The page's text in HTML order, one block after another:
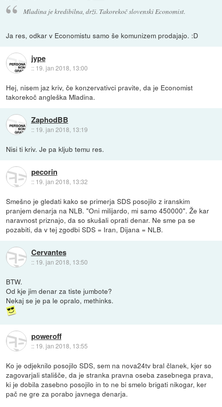
Mladina je kredibilna, drži. Takorekoč slovenski Economist.
Ja res, odkar v Economistu samo še komunizem prodajajo. :D
jype
:: 19. jan 2018, 13:00
Hej, nisem jaz kriv, če konzervativci pravite, da je Economist
takorekoč angleška Mladina.
ZaphodBB
:: 19. jan 2018, 13:19
Nisi ti kriv. Je pa kljub temu res.
pecorin
:: 19. jan 2018, 13:32
Smešno je gledati kako se primerja SDS posojilo z iranskim
pranjem denarja na NLB. "Oni milijardo, mi samo 450000". Že kar
naravnost priznajo, da so skušali oprati denar. Ne sme pa se
pozabiti, da v tej zgodbi SDS = Iran, Dijana = NLB.
Cervantes
:: 19. jan 2018, 13:50
BTW.
Od kje jim denar za tiste jumbote?
Nekaj se je pa le opralo, methinks.
poweroff
:: 19. jan 2018, 13:55
Ko je odjeknilo posojilo SDS, sem na nova24tv bral članek, kjer so
zagovarjali stališče, da je stranka pravna oseba zasebnega prava,
ki je dobila zasebno posojilo in to ne bi smelo brigati nikogar, ker
pač ne gre za porabo javnega denarja.